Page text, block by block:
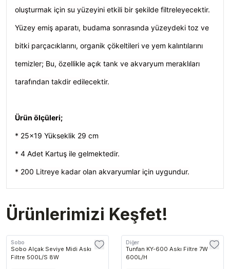
oluşturmak için su yüzeyini etkili bir şekilde filtreleyecektir.
Yüzey emiş aparatı, budama sonrasında yüzeydeki toz ve
bitki parçacıklarını, organik çökeltileri ve yem kalıntılarını
temizler; Bu, özellikle açık tank ve akvaryum meraklıları
tarafından takdir edilecektir.
Ürün ölçüleri;
* 25x19 Yükseklik 29 cm
* 4 Adet Kartuş ile gelmektedir.
* 200 Litreye kadar olan akvaryumlar için uygundur.
Ürünlerimizi Keşfet!
Sobo
Sobo Alçak Seviye Midi Askı
Filtre 500L/S 8W
Diğer
Tunfan KY-600 Askı Filtre 7W
600L/H